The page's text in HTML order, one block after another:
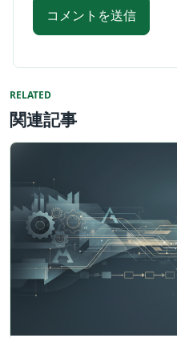
RELATED
関連記事